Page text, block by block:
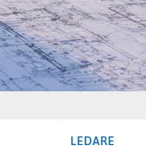
LEDARE